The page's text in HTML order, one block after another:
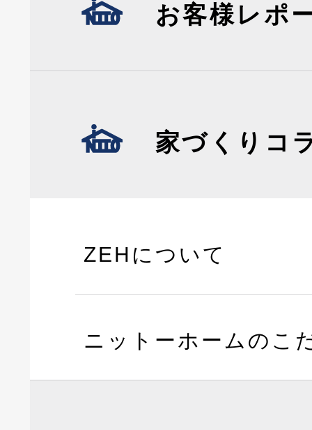
お客様レポ
家づくりコ
ZEHについて
ニットーホームのこ